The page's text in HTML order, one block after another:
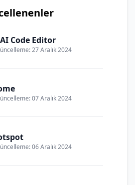
Code Editor
27 Aralık 2024
07 Aralık 2024
06 Aralık 2024